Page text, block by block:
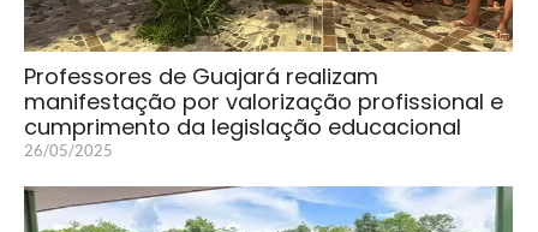
Professores de Guajará realizam
manifestação por valorização profissional e
cumprimento da legislação educacional
26/05/2025